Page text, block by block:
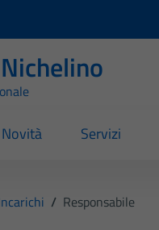
Novità Servizi
/ Responsabile